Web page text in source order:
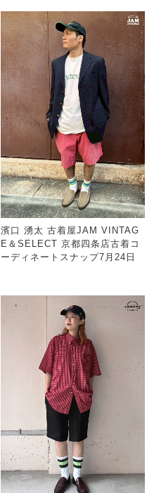
濱口 湧太 古着屋JAM VINTAG
E＆SELECT 京都四条店古着コ
ーディネートスナップ7月24日